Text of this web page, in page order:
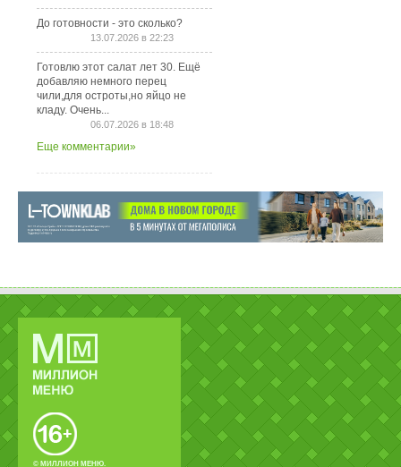
До готовности - это сколько?
13.07.2026 в 22:23
Готовлю этот салат лет 30. Ещё
добавляю немного перец
чили,для остроты,но яйцо не
кладу. Очень...
06.07.2026 в 18:48
Еще комментарии»
© МИЛЛИОН МЕНЮ.